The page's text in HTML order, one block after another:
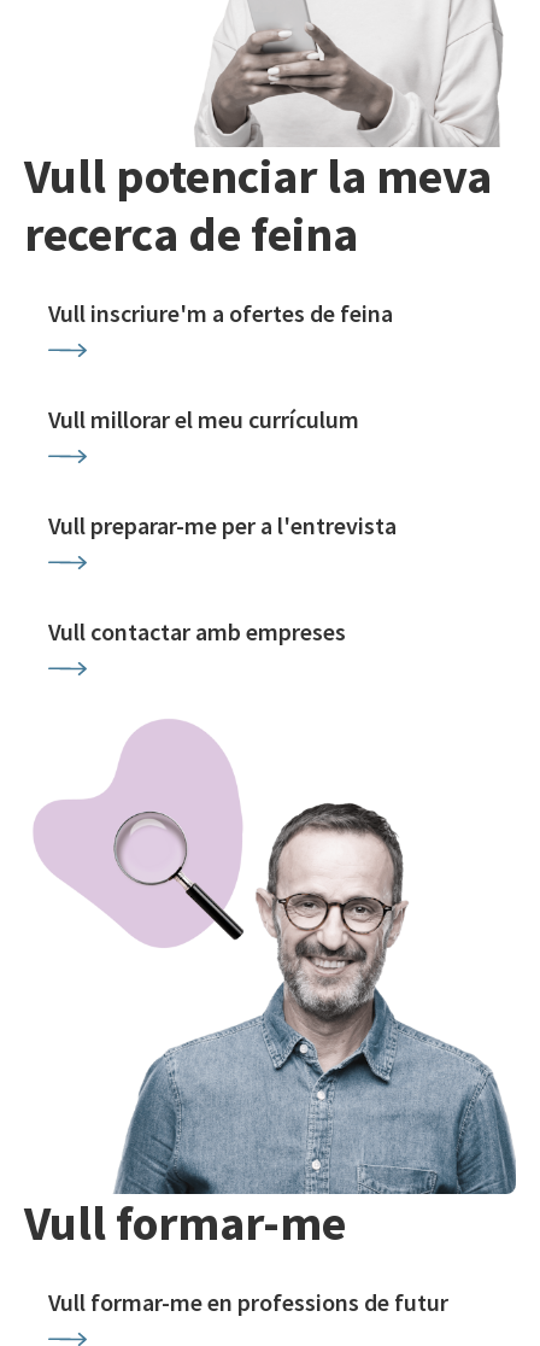
Vull potenciar la meva
recerca de feina
Vull inscriure'm a ofertes de feina
Vull millorar el meu currículum
Vull preparar-me per a l'entrevista
Vull contactar amb empreses
Vull formar-me
Vull formar-me en professions de futur